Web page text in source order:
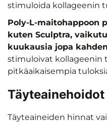
stimuloida kollageenin
Poly-L-maitohappoon
kuten Sculptra,
kuukausia jopa
stimuloivat kollageenin
pitkäaikaisempia
Täyteaineiden hinnat